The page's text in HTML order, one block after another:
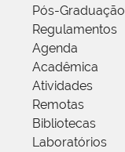
Pós-Graduação
Regulamentos
Agenda
Acadêmica
Atividades
Remotas
Bibliotecas
Laboratórios